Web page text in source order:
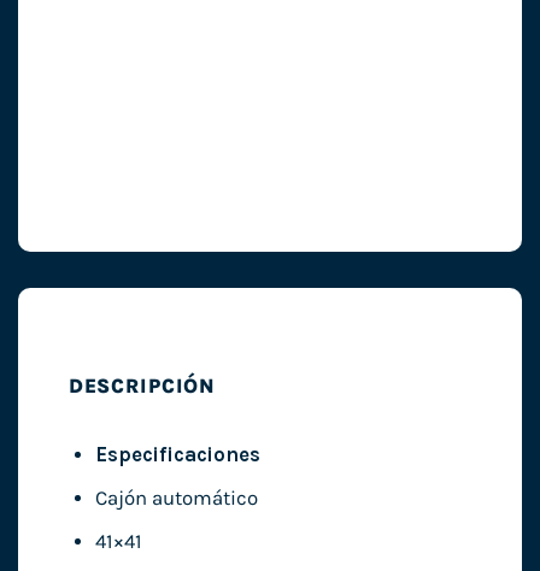
DESCRIPCIÓN
Especificaciones
Cajón automático
41×41